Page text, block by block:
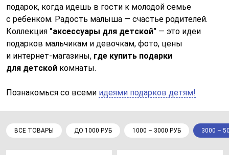
подарок, когда идешь в гости к молодой семье
с ребенком. Радость малыша — счастье родителей.
Коллекция "аксессуары для детской" — это идеи
подарков мальчикам и девочкам, фото, цены
и интернет-магазины, где купить подарки
для детской комнаты.
Познакомься со всеми идеями подарков детям!
ВСЕ ТОВАРЫ ДО 1000 РУБ 1000 – 3000 РУБ 3000 –